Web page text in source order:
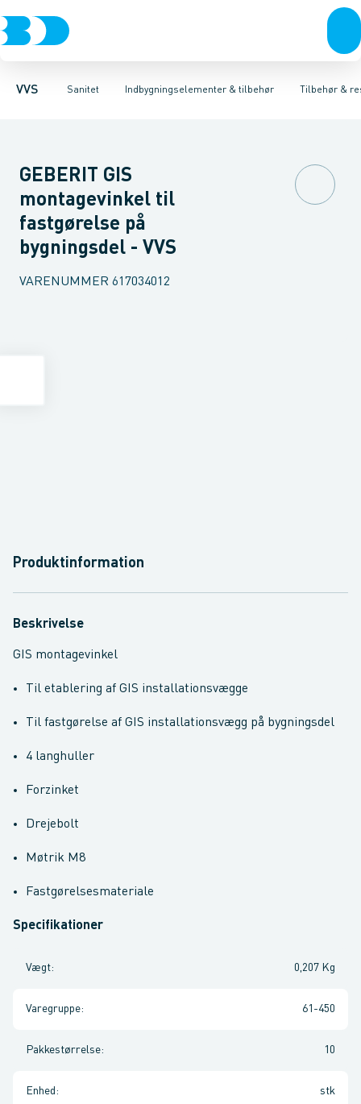
VVS Sanitet
Rør & fittingsPressfittings & rørKuglehaner & ventilerAfløb
Indbygningselementer & tilbehør
Toiletter, sæder og cisternerVaskeArmaturerBrusereTilbehør &
Høje Indbygnings elementerLave Indbygnings elementer
GEBERIT GIS
montagevinkel til
fastgørelse på
bygningsdel - VVS
VARENUMMER 617034012
Produktinformation
Beskrivelse
GIS montagevinkel
Til etablering af GIS installationsvægge
Til fastgørelse af GIS installationsvægg på bygningsdel
4 langhuller
Forzinket
Drejebolt
Møtrik M8
Fastgørelsesmateriale
Specifikationer
Vægt: 0,207 Kg
Varegruppe: 61-450
Pakkestørrelse: 10
Enhed : stk